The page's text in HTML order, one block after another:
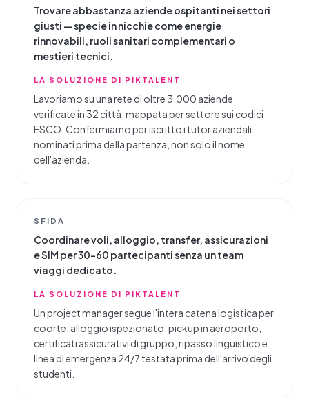
Trovare abbastanza aziende ospitanti nei settori
giusti — specie in nicchie come energie
rinnovabili, ruoli sanitari complementari o
mestieri tecnici.
LA SOLUZIONE DI PIKTALENT
Lavoriamo su una rete di oltre 3.000 aziende
verificate in 32 città, mappata per settore sui codici
ESCO. Confermiamo per iscritto i tutor aziendali
nominati prima della partenza, non solo il nome
dell'azienda.
SFIDA
Coordinare voli, alloggio, transfer, assicurazioni
e SIM per 30–60 partecipanti senza un team
viaggi dedicato.
LA SOLUZIONE DI PIKTALENT
Un project manager segue l'intera catena logistica per
coorte: alloggio ispezionato, pickup in aeroporto,
certificati assicurativi di gruppo, ripasso linguistico e
linea di emergenza 24/7 testata prima dell'arrivo degli
studenti.